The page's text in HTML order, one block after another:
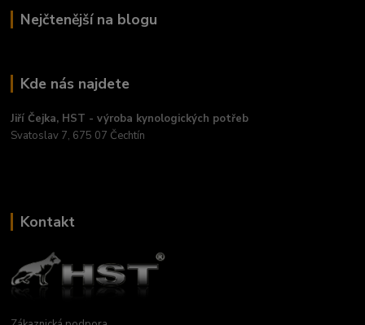
Nejčtenější na blogu
Kde nás najdete
Jiří Čejka, HST - výroba kynologických potřeb
Svatoslav 7, 675 07 Čechtín
Kontakt